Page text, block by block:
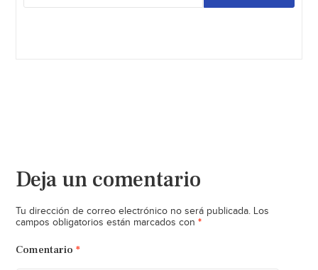
Deja un comentario
Tu dirección de correo electrónico no será publicada. Los
campos obligatorios están marcados con *
Comentario *